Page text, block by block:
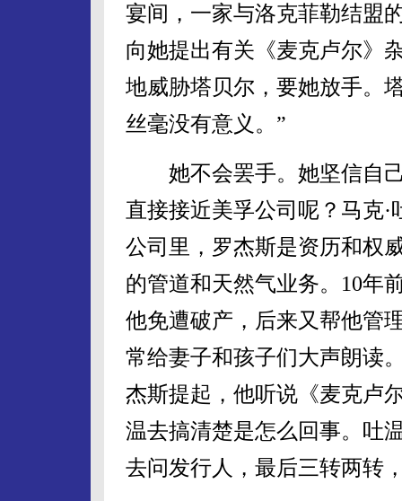
宴间，一家与洛克菲勒结盟
向她提出有关《麦克卢尔》
地威胁塔贝尔，要她放手。
丝毫没有意义。”
她不会罢手。她坚信自己
直接接近美孚公司呢？马克
公司里，罗杰斯是资历和权
的管道和天然气业务。10年
他免遭破产，后来又帮他管
常给妻子和孩子们大声朗读
杰斯提起，他听说《麦克卢
温去搞清楚是怎么回事。吐
去问发行人，最后三转两转